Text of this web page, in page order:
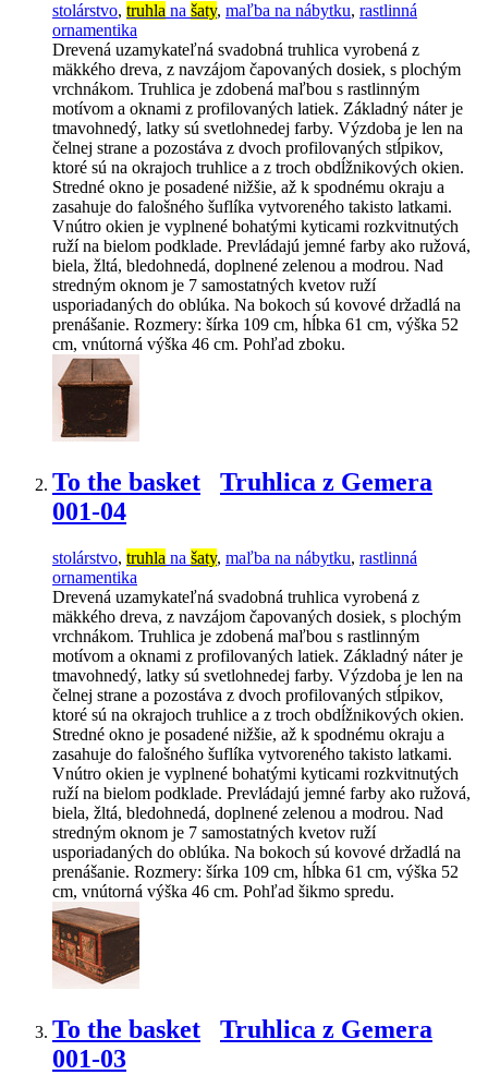
stolárstvo, truhla na šaty, maľba na nábytku, rastlinná
ornamentika
Drevená uzamykateľná svadobná truhlica vyrobená z
mäkkého dreva, z navzájom čapovaných dosiek, s plochým
vrchnákom. Truhlica je zdobená maľbou s rastlinným
motívom a oknami z profilovaných latiek. Základný náter je
tmavohnedý, latky sú svetlohnedej farby. Výzdoba je len na
čelnej strane a pozostáva z dvoch profilovaných stĺpikov,
ktoré sú na okrajoch truhlice a z troch obdĺžnikových okien.
Stredné okno je posadené nižšie, až k spodnému okraju a
zasahuje do falošného šuflíka vytvoreného takisto latkami.
Vnútro okien je vyplnené bohatými kyticami rozkvitnutých
ruží na bielom podklade. Prevládajú jemné farby ako ružová,
biela, žltá, bledohnedá, doplnené zelenou a modrou. Nad
stredným oknom je 7 samostatných kvetov ruží
usporiadaných do oblúka. Na bokoch sú kovové držadlá na
prenášanie. Rozmery: šírka 109 cm, hĺbka 61 cm, výška 52
cm, vnútorná výška 46 cm. Pohľad zboku.
To the basket
Truhlica z Gemera
001-04
stolárstvo, truhla na šaty, maľba na nábytku, rastlinná
ornamentika
Drevená uzamykateľná svadobná truhlica vyrobená z
mäkkého dreva, z navzájom čapovaných dosiek, s plochým
vrchnákom. Truhlica je zdobená maľbou s rastlinným
motívom a oknami z profilovaných latiek. Základný náter je
tmavohnedý, latky sú svetlohnedej farby. Výzdoba je len na
čelnej strane a pozostáva z dvoch profilovaných stĺpikov,
ktoré sú na okrajoch truhlice a z troch obdĺžnikových okien.
Stredné okno je posadené nižšie, až k spodnému okraju a
zasahuje do falošného šuflíka vytvoreného takisto latkami.
Vnútro okien je vyplnené bohatými kyticami rozkvitnutých
ruží na bielom podklade. Prevládajú jemné farby ako ružová,
biela, žltá, bledohnedá, doplnené zelenou a modrou. Nad
stredným oknom je 7 samostatných kvetov ruží
usporiadaných do oblúka. Na bokoch sú kovové držadlá na
prenášanie. Rozmery: šírka 109 cm, hĺbka 61 cm, výška 52
cm, vnútorná výška 46 cm. Pohľad šikmo spredu.
To the basket
Truhlica z Gemera
001-03